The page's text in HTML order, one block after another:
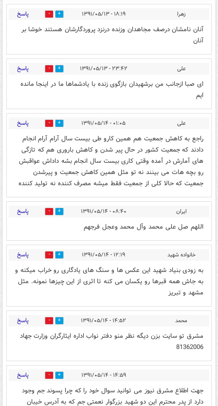
زهرا ۱۸:۱۹ - ۱۳۹۱/۰۵/۱۳ 0 پاسخ
آنان نامشان درصف مجاهدان وزنده درنزد پروردگارشان هستند خوشا بر
آنان
علی ۲۳:۴۲ - ۱۳۹۱/۰۵/۱۳ 0 پاسخ
ای صبا ازجانب من برشهیدان بازگوی زنده با یادشماها ما در اینجا مانده
ایم
علی ۰۱:۰۵ - ۱۳۹۱/۰۵/۱۴ 0 پاسخ
راجع به کاهش جمعیت هم همین کارو طی بیست سال آرام آرام انجام
دادند که جمعیت کشور در حال پیر شدن و کاهش باروری هم که تازگی
های آمارش در آمده وقتی کاری بیست سال انجام بشه داداش عواقبش
رو بچه هات می بینند نه تو مثل همین کاهش جمعیت و پیرشدن
جمعیت که حالا کلی از جمعیت فقط میشه مصرف کننده نه تولید کننده
ایران ۰۸:۴۰ - ۱۳۹۱/۰۵/۱۴ 0 پاسخ
اللهم صل علی محمد وآل محمد وعجل فرجهم
خانواده شهید ۱۲:۱۹ - ۱۳۹۱/۰۵/۱۴ 0 پاسخ
به زودی بنیاد شهید این عکس ها و سنگ های یادگاری رو خراب میکنه و
به جاش همه قبرها رو یکسان می کنه تا اثری از این چیزها نمونه. مثل
مشهد و تبریز
محمد ۱۴:۵۲ - ۱۳۹۱/۰۵/۱۴ 0 پاسخ
مشرق تو سایت بزن دیگه نظر منو دفتر نواب اداره ایثارگران وزارت جهاد
81362006
۱۴:۵۹ - ۱۳۹۱/۰۵/۱۴ 0 پاسخ
جهت اطلاع مشرق نیوز می توانید سوال خود را که چرا پسوند جم وجود
دارد از پدر محترم این دو شهید بزرگوار نعمتی جم که به آدرس خیبان